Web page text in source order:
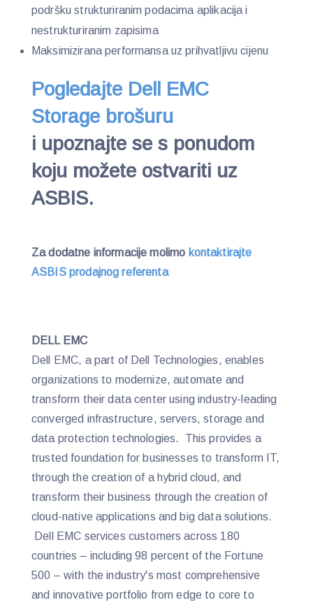
podršku strukturiranim podacima aplikacija i
nestrukturiranim zapisima
Maksimizirana performansa uz prihvatljivu cijenu
Pogledajte Dell EMC
Storage brošuru
i upoznajte se s ponudom
koju možete ostvariti uz
ASBIS.
Za dodatne informacije molimo kontaktirajte
ASBIS prodajnog referenta
DELL EMC
Dell EMC, a part of Dell Technologies, enables
organizations to modernize, automate and
transform their data center using industry-leading
converged infrastructure, servers, storage and
data protection technologies. This provides a
trusted foundation for businesses to transform IT,
through the creation of a hybrid cloud, and
transform their business through the creation of
cloud-native applications and big data solutions.
Dell EMC services customers across 180
countries – including 98 percent of the Fortune
500 – with the industry's most comprehensive
and innovative portfolio from edge to core to